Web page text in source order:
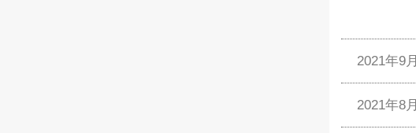
2021年9月
2021年8月